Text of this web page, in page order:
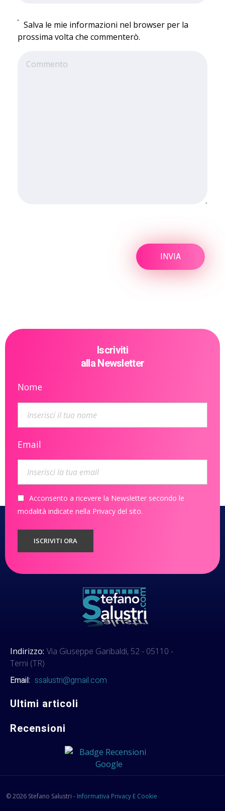
Salva le mie informazioni nel browser per la
prossima volta che commenterò.
Iscriviti
alla Newsletter
Nome
Email
Acconsento a ricevere la Newsletter secondo le
modalità indicate nella Privacy del sito.
Indirizzo: Via Giuseppe Garibaldi, 52 - 05110 -
Terni (TR)
Email: ssalustri@gmail.com
Ultimi articoli
Recensioni
© 2026 Stefano Salustri - Informativa Privacy E Cookie